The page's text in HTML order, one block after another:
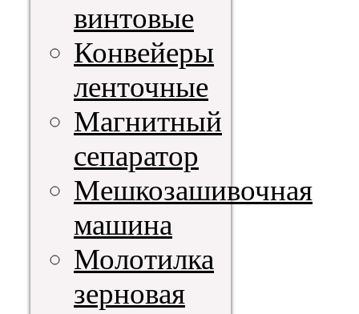
винтовые
Конвейеры
ленточные
Магнитный
сепаратор
Мешкозашивочная
машина
Молотилка
зерновая